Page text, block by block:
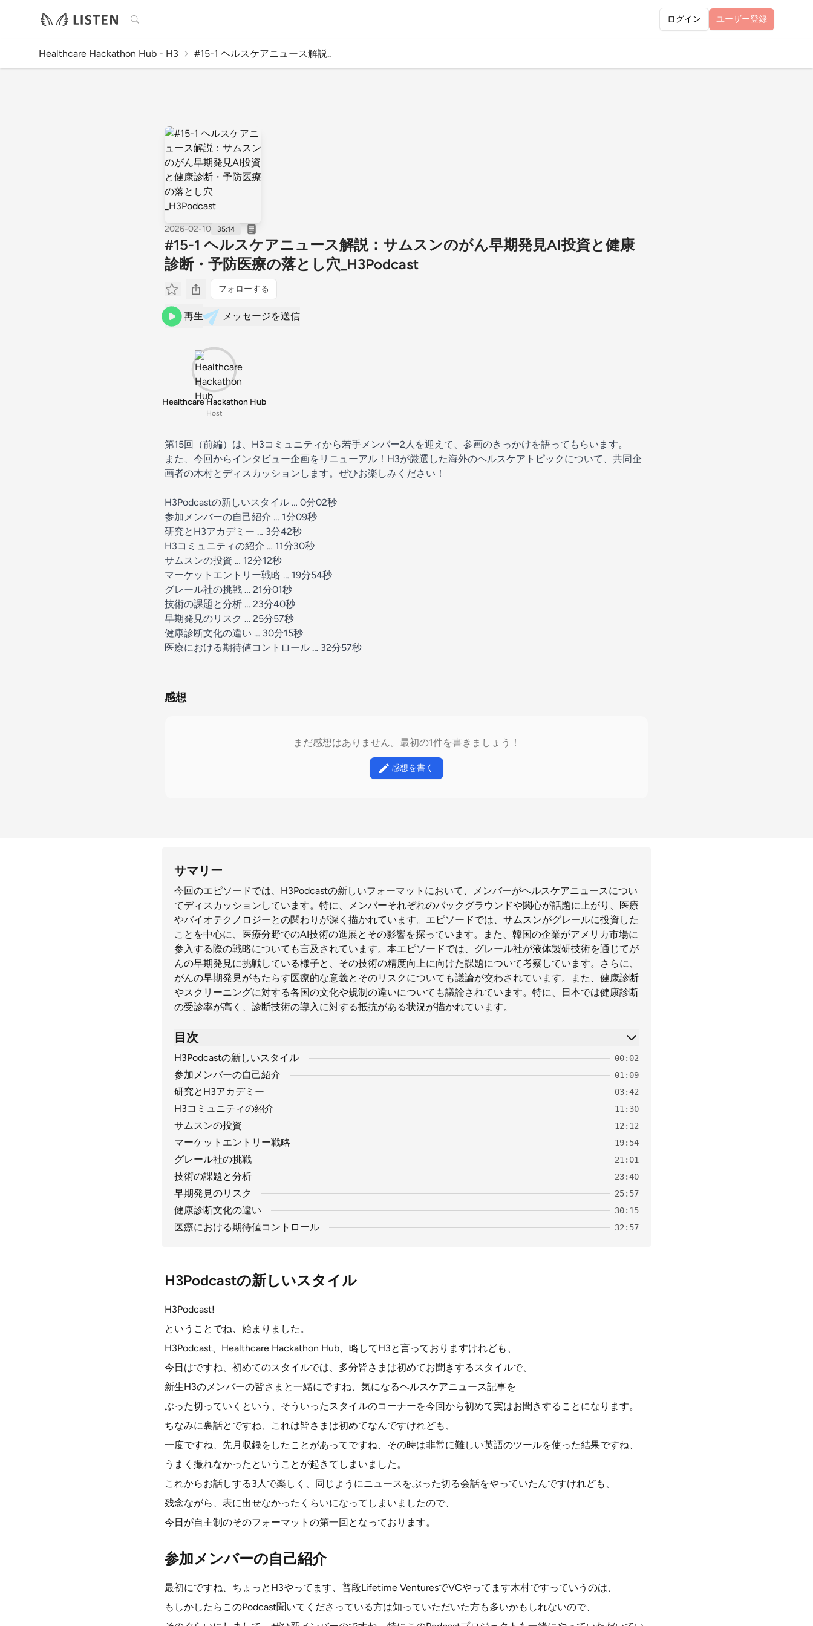
検索 ログイン ユーザー登録
Healthcare Hackathon Hub - H3 #15-1 ヘルスケアニュース解説..
2026-02-10 35:14
#15-1 ヘルスケアニュース解説：サムスンのがん早期発見AI投資と健康
診断・予防医療の落とし穴_H3Podcast
フォローする
再生 メッセージを送信
Healthcare Hackathon Hub
Host
第15回（前編）は、H3コミュニティから若手メンバー2人を迎えて、参画のきっかけを語ってもらいます。
また、今回からインタビュー企画をリニューアル！H3が厳選した海外のヘルスケアトピックについて、共同企
画者の木村とディスカッションします。ぜひお楽しみください！
H3Podcastの新しいスタイル … 0分02秒
参加メンバーの自己紹介 … 1分09秒
研究とH3アカデミー … 3分42秒
H3コミュニティの紹介 … 11分30秒
サムスンの投資 … 12分12秒
マーケットエントリー戦略 … 19分54秒
グレール社の挑戦 … 21分01秒
技術の課題と分析 … 23分40秒
早期発見のリスク … 25分57秒
健康診断文化の違い … 30分15秒
医療における期待値コントロール … 32分57秒
感想
まだ感想はありません。最初の1件を書きましょう！
感想を書く
サマリー
今回のエピソードでは、H3Podcastの新しいフォーマットにおいて、メンバーがヘルスケアニュースについ
てディスカッションしています。特に、メンバーそれぞれのバックグラウンドや関心が話題に上がり、医療
やバイオテクノロジーとの関わりが深く描かれています。エピソードでは、サムスンがグレールに投資した
ことを中心に、医療分野でのAI技術の進展とその影響を探っています。また、韓国の企業がアメリカ市場に
参入する際の戦略についても言及されています。本エピソードでは、グレール社が液体製研技術を通じてが
んの早期発見に挑戦している様子と、その技術の精度向上に向けた課題について考察しています。さらに、
がんの早期発見がもたらす医療的な意義とそのリスクについても議論が交わされています。また、健康診断
やスクリーニングに対する各国の文化や規制の違いについても議論されています。特に、日本では健康診断
の受診率が高く、診断技術の導入に対する抵抗がある状況が描かれています。
目次
H3Podcastの新しいスタイル 00:02
参加メンバーの自己紹介 01:09
研究とH3アカデミー 03:42
H3コミュニティの紹介 11:30
サムスンの投資 12:12
マーケットエントリー戦略 19:54
グレール社の挑戦 21:01
技術の課題と分析 23:40
早期発見のリスク 25:57
健康診断文化の違い 30:15
医療における期待値コントロール 32:57
H3Podcastの新しいスタイル
H3Podcast!
ということでね、始まりました。
H3Podcast、Healthcare Hackathon Hub、略してH3と言っておりますけれども、
今日はですね、初めてのスタイルでは、多分皆さまは初めてお聞きするスタイルで、
新生H3のメンバーの皆さまと一緒にですね、気になるヘルスケアニュース記事を
ぶった切っていくという、そういったスタイルのコーナーを今回から初めて実はお聞きすることになります。
ちなみに裏話とですね、これは皆さまは初めてなんですけれども、
一度ですね、先月収録をしたことがあってですね、その時は非常に難しい英語のツールを使った結果ですね、
うまく撮れなかったということが起きてしまいました。
これからお話しする3人で楽しく、同じようにニュースをぶった切る会話をやっていたんですけれども、
残念ながら、表に出せなかったくらいになってしまいましたので、
今日が自主制のそのフォーマットの第一回となっております。
参加メンバーの自己紹介
最初にですね、ちょっとH3やってます、普段Lifetime VenturesでVCやってます木村ですっていうのは、
もしかしたらこのPodcast聞いてくださっている方は知っていただいた方も多いかもしれないので、